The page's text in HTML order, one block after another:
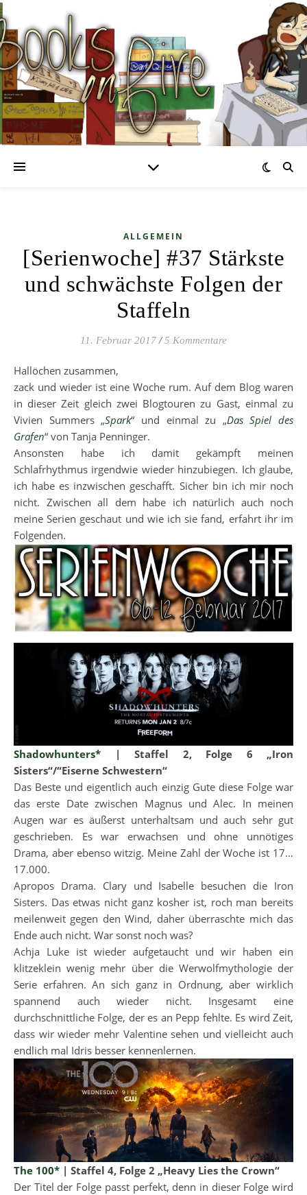
ALLGEMEIN
[Serienwoche] #37 Stärkste
und schwächste Folgen der
Staffeln
11. Februar 2017 / 5 Kommentare
Hallöchen zusammen,
zack und wieder ist eine Woche rum. Auf dem Blog waren
in dieser Zeit gleich zwei Blogtouren zu Gast, einmal zu
Vivien Summers „Spark“ und einmal zu „Das Spiel des
Grafen“ von Tanja Penninger.
Ansonsten habe ich damit gekämpft meinen
Schlafrhythmus irgendwie wieder hinzubiegen. Ich glaube,
ich habe es inzwischen geschafft. Sicher bin ich mir noch
nicht. Zwischen all dem habe ich natürlich auch noch
meine Serien geschaut und wie ich sie fand, erfahrt ihr im
Folgenden.
Shadowhunters* | Staffel 2, Folge 6 „Iron
Sisters“/“Eiserne Schwestern“
Das Beste und eigentlich auch einzig Gute diese Folge war
das erste Date zwischen Magnus und Alec. In meinen
Augen war es äußerst unterhaltsam und auch sehr gut
geschrieben. Es war erwachsen und ohne unnötiges
Drama, aber ebenso witzig. Meine Zahl der Woche ist 17…
17.000.
Apropos Drama. Clary und Isabelle besuchen die Iron
Sisters. Das etwas nicht ganz kosher ist, roch man bereits
meilenweit gegen den Wind, daher überraschte mich das
Ende auch nicht. War sonst noch was?
Achja Luke ist wieder aufgetaucht und wir haben ein
klitzeklein wenig mehr über die Werwolfmythologie der
Serie erfahren. An sich ganz in Ordnung, aber wirklich
spannend auch wieder nicht. Insgesamt eine
durchschnittliche Folge, der es an Pepp fehlte. Es wird Zeit,
dass wir wieder mehr Valentine sehen und vielleicht auch
endlich mal Idris besser kennenlernen.
The 100* | Staffel 4, Folge 2 „Heavy Lies the Crown“
Der Titel der Folge passt perfekt, denn in dieser Folge wird